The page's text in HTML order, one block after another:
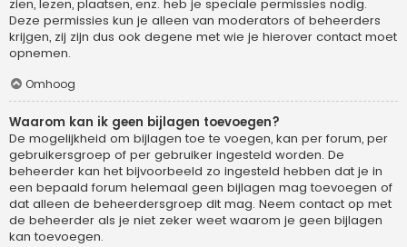
zien, lezen, plaatsen, enz. heb je speciale permissies nodig.
Deze permissies kun je alleen van moderators of beheerders
krijgen, zij zijn dus ook degene met wie je hierover contact moet
opnemen.
Omhoog
Waarom kan ik geen bijlagen toevoegen?
De mogelijkheid om bijlagen toe te voegen, kan per forum, per
gebruikersgroep of per gebruiker ingesteld worden. De
beheerder kan het bijvoorbeeld zo ingesteld hebben dat je in
een bepaald forum helemaal geen bijlagen mag toevoegen of
dat alleen de beheerdersgroep dit mag. Neem contact op met
de beheerder als je niet zeker weet waarom je geen bijlagen
kan toevoegen.